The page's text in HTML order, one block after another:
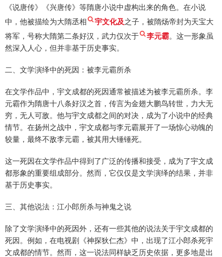
《说唐传》《兴唐传》等隋唐小说中虚构出来的角色。在小说
中，他被描绘为大隋丞相
宇文化及之子，被隋炀帝封为天宝大
将军，号称大隋第二条好汉，武力仅次于
李元霸。这一形象虽
然深入人心，但并非基于历史事实。
二、文学演绎中的死因：被李元霸所杀
在文学作品中，宇文成都的死因通常被描述为被李元霸所杀。李
元霸作为隋唐十八条好汉之首，传言为金翅大鹏鸟转世，力大无
穷，无人可敌。他与宇文成都之间的对决，成为了小说中的经典
情节。在扬州之战中，宇文成都与李元霸展开了一场惊心动魄的
较量，最终不敌李元霸，被其用大锤锤死。
这一死因在文学作品中得到了广泛的传播和接受，成为了宇文成
都形象的重要组成部分。然而，它仅仅是文学演绎的结果，并非
基于历史事实。
三、其他说法：江小郎所杀与神鬼之说
除了文学演绎中的死因外，还有一些其他的说法关于宇文成都的
死因。例如，在电视剧《神探狄仁杰》中，出现了江小郎杀死宇
文成都的情节。然而，这一说法同样缺乏历史依据，更多地是出